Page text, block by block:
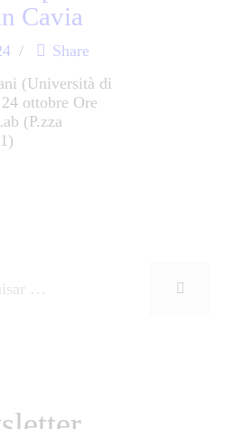
Cavia
Share
(Università di
ottobre Ore
(P.zza